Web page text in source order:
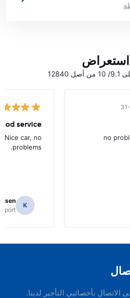
استعراض
no
service.
Nice car, no
problems.
K
بأخصائيي التأجير لدينا.